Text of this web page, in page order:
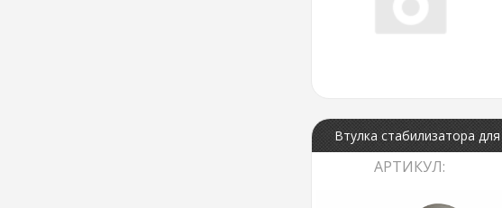
Втулка стабилизатора
АРТИКУЛ: